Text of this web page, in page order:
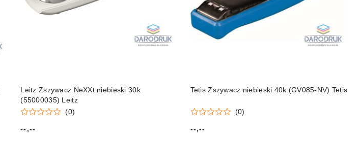
Leitz Zszywacz NeXXt niebieski 30k
(55000035) Leitz
(0)
Cena:
--,--
Tetis Zszywacz niebieski 40k (GV085-NV) Tetis
(0)
Cena:
--,--